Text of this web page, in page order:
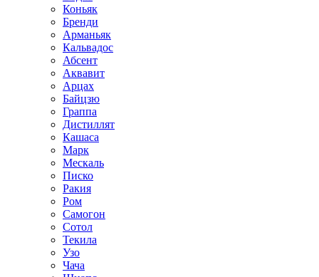
Коньяк
Бренди
Арманьяк
Кальвадос
Абсент
Аквавит
Арцах
Байцзю
Граппа
Дистиллят
Кашаса
Марк
Мескаль
Писко
Ракия
Ром
Самогон
Сотол
Текила
Узо
Чача